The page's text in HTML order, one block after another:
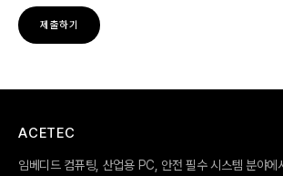
제출하기
ACETEC
임베디드 컴퓨팅, 산업용 PC, 안전 필수 시스템 분야